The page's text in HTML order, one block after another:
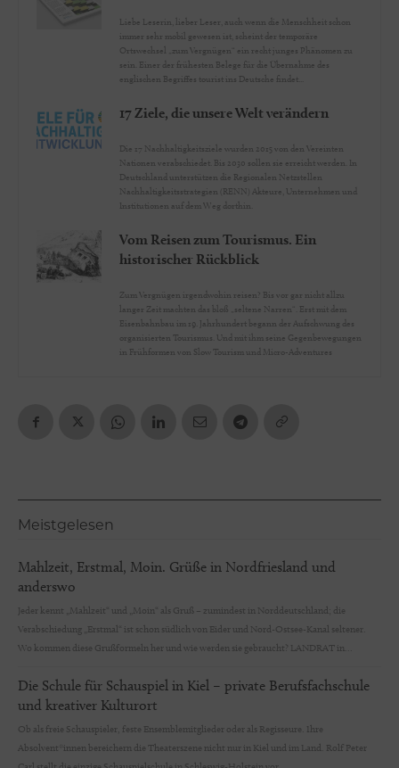
Liebe Leserin, lieber Leser, auch wenn die Menschheit schon
immer sehr mobil gewesen ist, scheint der temporäre
Ortswechsel „zum Vergnügen“ ein recht junges Phänomen zu
sein. Einer der frühesten Belege für die Übernahme des
englischen Begriffes tourist ins Deutsche findet...
17 Ziele, die unsere Welt verändern
Die 17 Nachhaltigkeitsziele wurden 2015 von den Vereinten
Nationen verabschiedet. Bis 2030 sollen sie erreicht werden. In
Deutschland unterstützen die Regionalen Netzstellen
Nachhaltigkeitsstrategien (RENN) Akteure, Unternehmen und
Institutionen auf dem Weg dorthin.
Vom Reisen zum Tourismus. Ein
historischer Rückblick
Zum Vergnügen irgendwohin reisen? Bis vor gar nicht allzu
langer Zeit machten das bloß „seltene Narren“. Erst mit dem
Eisenbahnbau im 19. Jahrhundert begann der Aufschwung des
organisierten Tourismus. Und mit ihm seine Gegenbewegungen
in Frühformen von Slow Tourism und Micro-Adventures
Meistgelesen
Mahlzeit, Erstmal, Moin. Grüße in Nordfriesland und
anderswo
Jeder kennt „Mahlzeit“ und „Moin“ als Gruß – zumindest in Norddeutschland; die
Verabschiedung „Erstmal“ ist schon südlich von Eider und Nord-Ostsee-Kanal seltener.
Wo kommen diese Grußformeln her und wie werden sie gebraucht? LANDRAT in...
Die Schule für Schauspiel in Kiel – private Berufsfachschule
und kreativer Kulturort
Ob als freie Schauspieler, feste Ensemblemitglieder oder als Regisseure. Ihre
Absolvent*innen bereichern die Theaterszene nicht nur in Kiel und im Land. Rolf Peter